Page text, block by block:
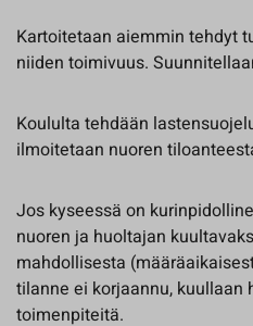
Kartoitetaan aiemmin tehdyt
niiden toimivuus.
Koululta tehdään
ilmoitetaan nuoren
Jos kyseessä on
nuoren ja huoltajan
mahdollisesta
tilanne ei korjaannu, kuullaan
toimenpiteitä.